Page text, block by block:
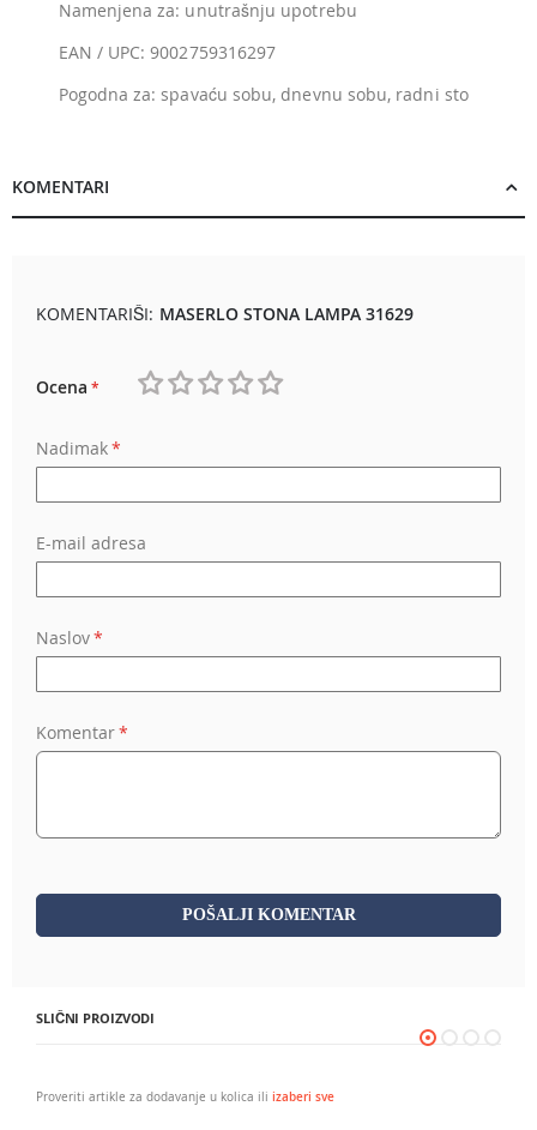
Namenjena za: unutrašnju upotrebu
EAN / UPC: 9002759316297
Pogodna za: spavaću sobu, dnevnu sobu, radni sto
KOMENTARI
KOMENTARIŠI: MASERLO STONA LAMPA 31629
Ocena
Nadimak
E-mail adresa
Naslov
Komentar
POŠALJI KOMENTAR
SLIČNI PROIZVODI
Proveriti artikle za dodavanje u kolica ili izaberi sve